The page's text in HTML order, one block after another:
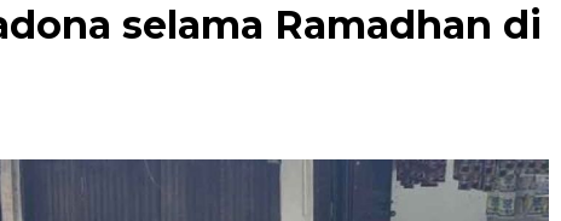
selama Ramadhan di